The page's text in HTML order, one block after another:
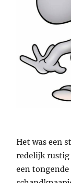
Het was een
redelijk rustig
een